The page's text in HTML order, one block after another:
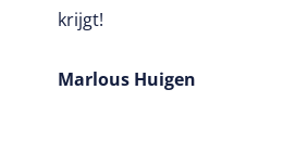
krijgt!
Marlous Huigen